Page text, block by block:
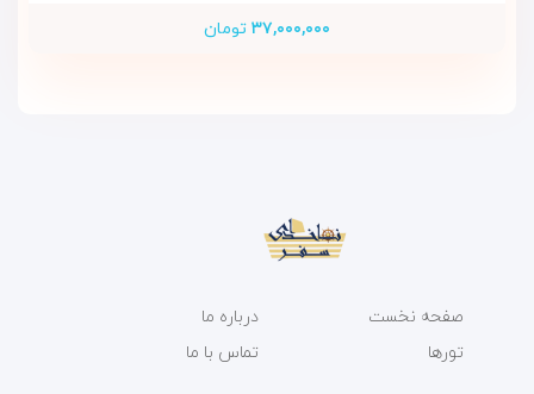
۳۷,۰۰۰,۰۰۰ تومان
صفحه نخست
تورها
درباره ما
تماس با ما